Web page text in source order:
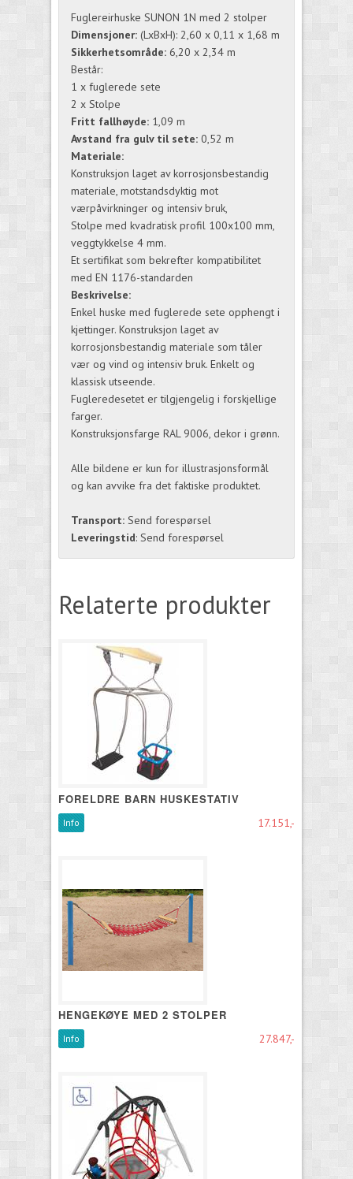
Fuglereirhuske SUNON 1N med 2 stolper
Dimensjoner: (LxBxH): 2,60 x 0,11 x 1,68 m
Sikkerhetsområde: 6,20 x 2,34 m
Består:
1 x fuglerede sete
2 x Stolpe
Fritt fallhøyde: 1,09 m
Avstand fra gulv til sete: 0,52 m
Materiale:
Konstruksjon laget av korrosjonsbestandig
materiale, motstandsdyktig mot
værpåvirkninger og intensiv bruk,
Stolpe med kvadratisk profil 100x100 mm,
veggtykkelse 4 mm.
Et sertifikat som bekrefter kompatibilitet
med EN 1176-standarden
Beskrivelse:
Enkel huske med fuglerede sete opphengt i
kjettinger. Konstruksjon laget av
korrosjonsbestandig materiale som tåler
vær og vind og intensiv bruk. Enkelt og
klassisk utseende.
Fugleredesetet er tilgjengelig i forskjellige
farger.
Konstruksjonsfarge RAL 9006, dekor i grønn.
Alle bildene er kun for illustrasjonsformål
og kan avvike fra det faktiske produktet.
Transport: Send forespørsel
Leveringstid: Send forespørsel
Relaterte produkter
FORELDRE BARN HUSKESTATIV
17.151,-
Info
HENGEKØYE MED 2 STOLPER
27.847,-
Info